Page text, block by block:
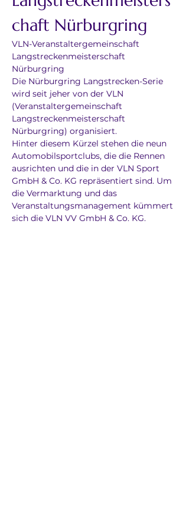
chaft Nürburgring
VLN-Veranstaltergemeinschaft
Langstreckenmeisterschaft
Nürburgring
Die Nürburgring Langstrecken-Serie
wird seit jeher von der VLN
(Veranstaltergemeinschaft
Langstreckenmeisterschaft
Nürburgring) organisiert.
Hinter diesem Kürzel stehen die neun
Automobilsportclubs, die die Rennen
ausrichten und die in der VLN Sport
GmbH & Co. KG repräsentiert sind. Um
die Vermarktung und das
Veranstaltungsmanagement kümmert
sich die VLN VV GmbH & Co. KG.